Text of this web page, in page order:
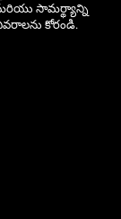
మరియు సామర్థ్యాన్ని
కోరండి.